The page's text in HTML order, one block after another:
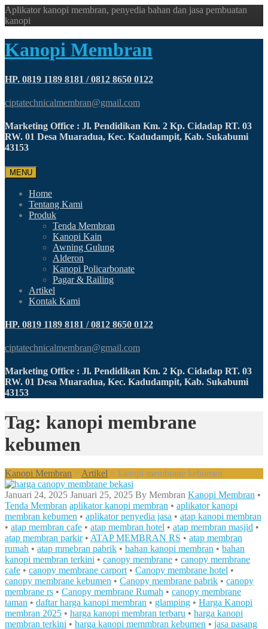
Aplikator kanopi membran, penyedia bahan dan jasa pembuatan
kanopi
Kanopi Membran
HP. 0819 1189 8181 / 0812 8650 0122
ciptatechnicalmembran@gmail.com
Marketing Office : Jl. Pendidikan Km. 2 Kp. Cidadap RT. 03
RW. 01 Desa Muaradua, Kec. Kadudampit, Kab. Sukabumi
43153
MENU
Home
Tentang Kami
Produk
Tenda Membran
Kanopi Kain
Awning Gulung
Alderon
Kanopi Policarbonate
Pagar & Railing
Artikel
Kontak Kami
HP. 0819 1189 8181 / 0812 8650 0122
ciptatechnicalmembran@gmail.com
Marketing Office : Jl. Pendidikan Km. 2 Kp. Cidadap RT. 03
RW. 01 Desa Muaradua, Kec. Kadudampit, Kab. Sukabumi
43153
Tag: kanopi membrane
kebumen
Kanopi Membran > Artikel > kanopi membrane kebumen
Januari 24, 2025 Januari 25, 2025 By Membran Kanopi Membran •
Tenda Membran aplikator kanopi membran • aplikator kanopi
membran kebumen • aplikator penyedia jasa • atap kanopi membran
• atap membran cafe • atap membran hotel • atap membran masjid •
atap membran parkir• ATAP MEMBRAN RS • atap membran
rumah • atap mmebran pabrik • bahan kanopi membran • bahan
kanopi membran terkini • canopy membrane • canopy membrane
cafe • canopy membrane carport • Canopy membrane hotel •
canopy membrane kebumen • Canopy membrane pabrik • canopy
membrane rs • Canopy membrane Rumah • canopy membrane
taman • daftar harga kanopi membran • glamping • Harga Kanopi
membran 2025 • harga kanopi membran terbaru • harga kanopi
membran terkini • harga kanopi memmbran kebumen • jasa pasang